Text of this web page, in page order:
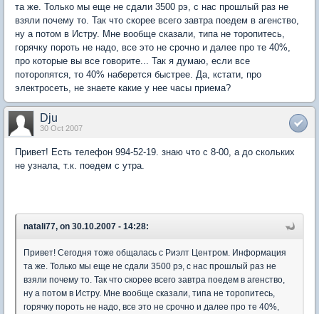
та же. Только мы еще не сдали 3500 рэ, с нас прошлый раз не
взяли почему то. Так что скорее всего завтра поедем в агенство,
ну а потом в Истру. Мне вообще сказали, типа не торопитесь,
горячку пороть не надо, все это не срочно и далее про те 40%,
про которые вы все говорите... Так я думаю, если все
поторопятся, то 40% наберется быстрее. Да, кстати, про
электросеть, не знаете какие у нее часы приема?
Dju
30 Oct 2007
Привет! Есть телефон 994-52-19. знаю что с 8-00, а до скольких
не узнала, т.к. поедем с утра.
natali77, on 30.10.2007 - 14:28:
Привет! Сегодня тоже общалась с Риэлт Центром. Информация
та же. Только мы еще не сдали 3500 рэ, с нас прошлый раз не
взяли почему то. Так что скорее всего завтра поедем в агенство,
ну а потом в Истру. Мне вообще сказали, типа не торопитесь,
горячку пороть не надо, все это не срочно и далее про те 40%,